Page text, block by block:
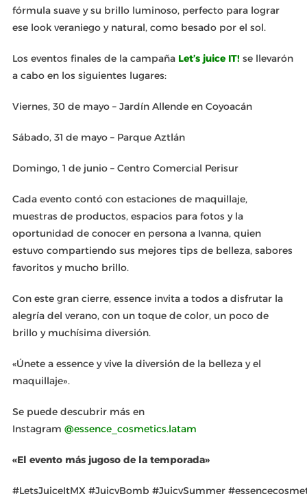
fórmula suave y su brillo luminoso, perfecto para lograr
ese look veraniego y natural, como besado por el sol.
Los eventos finales de la campaña Let’s juice IT! se llevarón
a cabo en los siguientes lugares:
Viernes, 30 de mayo – Jardín Allende en Coyoacán
Sábado, 31 de mayo – Parque Aztlán
Domingo, 1 de junio – Centro Comercial Perisur
Cada evento contó con estaciones de maquillaje,
muestras de productos, espacios para fotos y la
oportunidad de conocer en persona a Ivanna, quien
estuvo compartiendo sus mejores tips de belleza, sabores
favoritos y mucho brillo.
Con este gran cierre, essence invita a todos a disfrutar la
alegría del verano, con un toque de color, un poco de
brillo y muchísima diversión.
«Únete a essence y vive la diversión de la belleza y el
maquillaje».
Se puede descubrir más en
Instagram @essence_cosmetics.latam
«El evento más jugoso de la temporada»
#LetsJuiceItMX #JuicyBomb #JuicySummer